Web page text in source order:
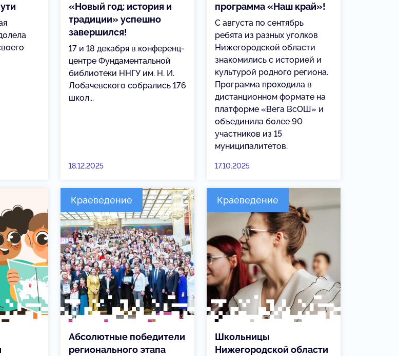
«Новый год: история и
традиции» успешно
завершился!
17 и 18 декабря в конференц-
центре Фундаментальной
библиотеки ННГУ им. Н. И.
Лобачевского собрались 176
школ...
18.12.2025
программа «Наш край»!
С августа по сентябрь
ребята из разных уголков
Нижегородской области
знакомились с историей и
культурой родного региона.
Программа проходила в
дистанционном формате на
платформе «Вега ВсОШ» и
объединила более 90
участников из 15
муниципалитетов.
17.10.2025
Краеведение
Абсолютные победители
регионального этапа
Краеведение
Школьницы
Нижегородской области